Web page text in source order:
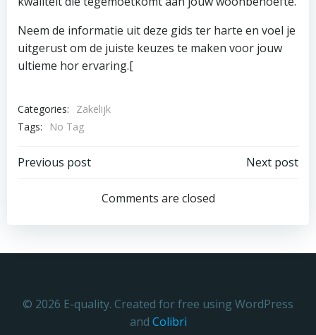
Neem de informatie uit deze gids ter harte en voel je
uitgerust om de juiste keuzes te maken voor jouw
ultieme hor ervaring.[
Categories:
Zakelijk
Tags:
No Tag
Post
navigation
Previous post
navigation
Next post
Comments are closed
© 2026 E-quality. Created for free using WordPress
and Colibri